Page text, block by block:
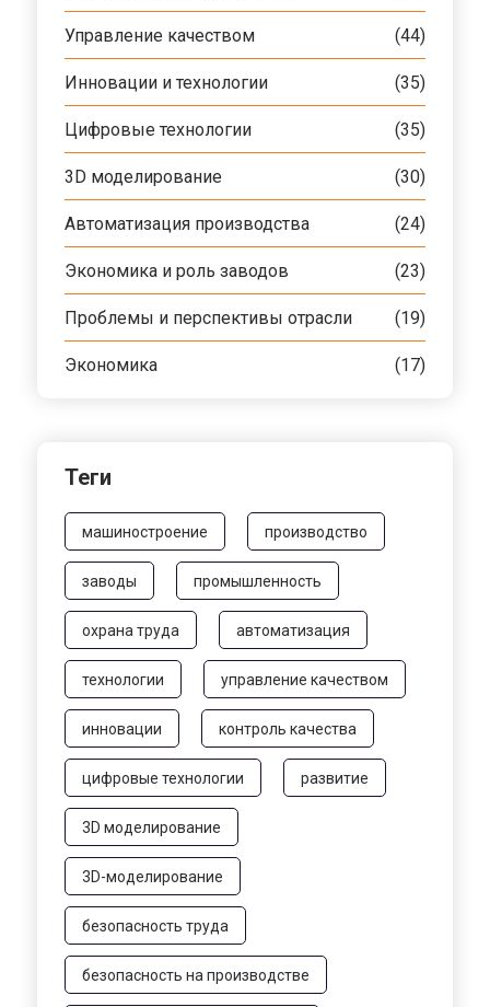
Управление качеством (44)
Инновации и технологии (35)
Цифровые технологии (35)
3D моделирование (30)
Автоматизация производства (24)
Экономика и роль заводов (23)
Проблемы и перспективы отрасли (19)
Экономика (17)
Теги
машиностроение производство
заводы промышленность
охрана труда автоматизация
технологии управление качеством
инновации контроль качества
цифровые технологии развитие
3D моделирование
3D-моделирование
безопасность труда
безопасность на производстве